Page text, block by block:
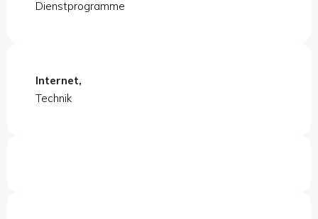
Dienstprogramme
Internet,
Technik